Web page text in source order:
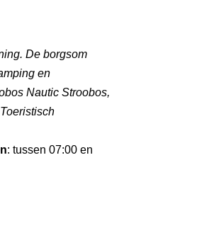
De borgsom
en
Nautic Stroobos,
: tussen 07:00 en